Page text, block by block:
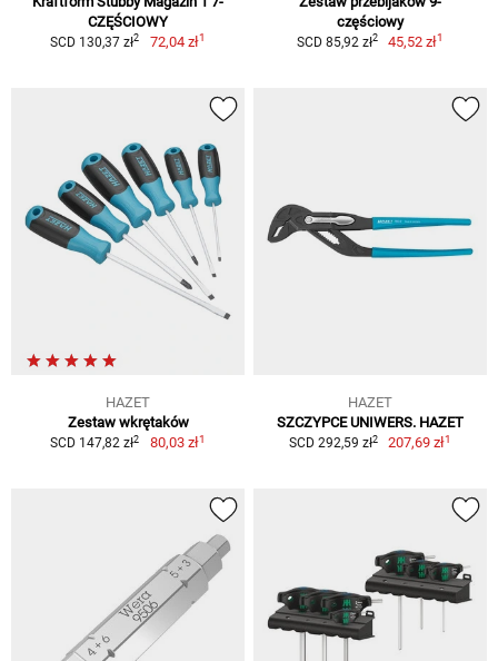
CZĘŚCIOWY
SCD 130,37 zł2 72,04 zł1
częściowy
SCD 85,92 zł2 45,52 zł1
HAZET
Zestaw wkrętaków
SCD 147,82 zł2 80,03 zł1
HAZET
SZCZYPCE UNIWERS. HAZET
SCD 292,59 zł2 207,69 zł1